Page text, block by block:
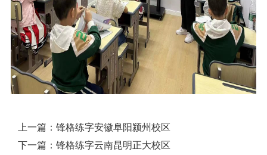
上一篇： 锋格练字安徽阜阳颍州校区
下一篇： 锋格练字云南昆明正大校区